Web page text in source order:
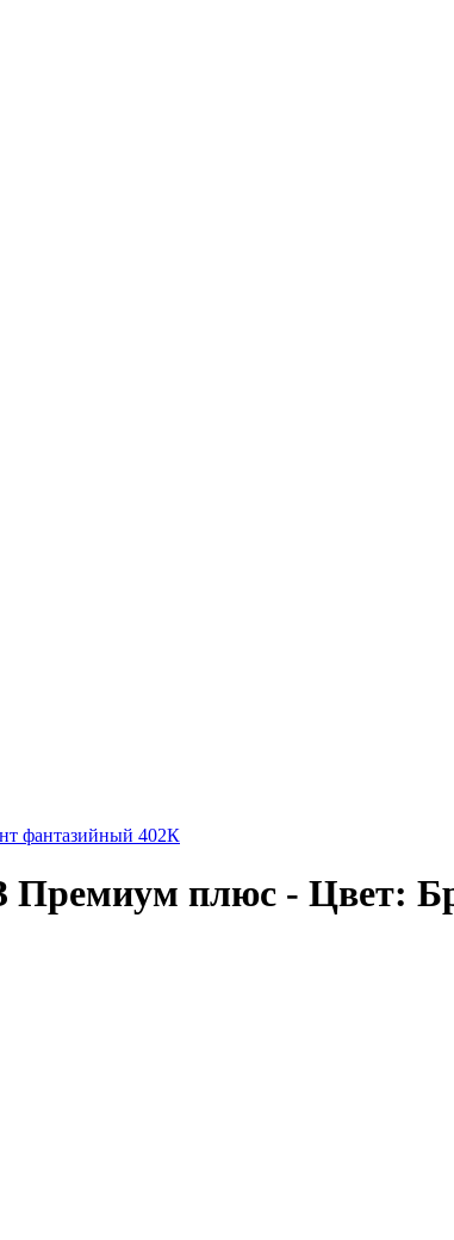
фантазийный 402К
плюс - Цвет: